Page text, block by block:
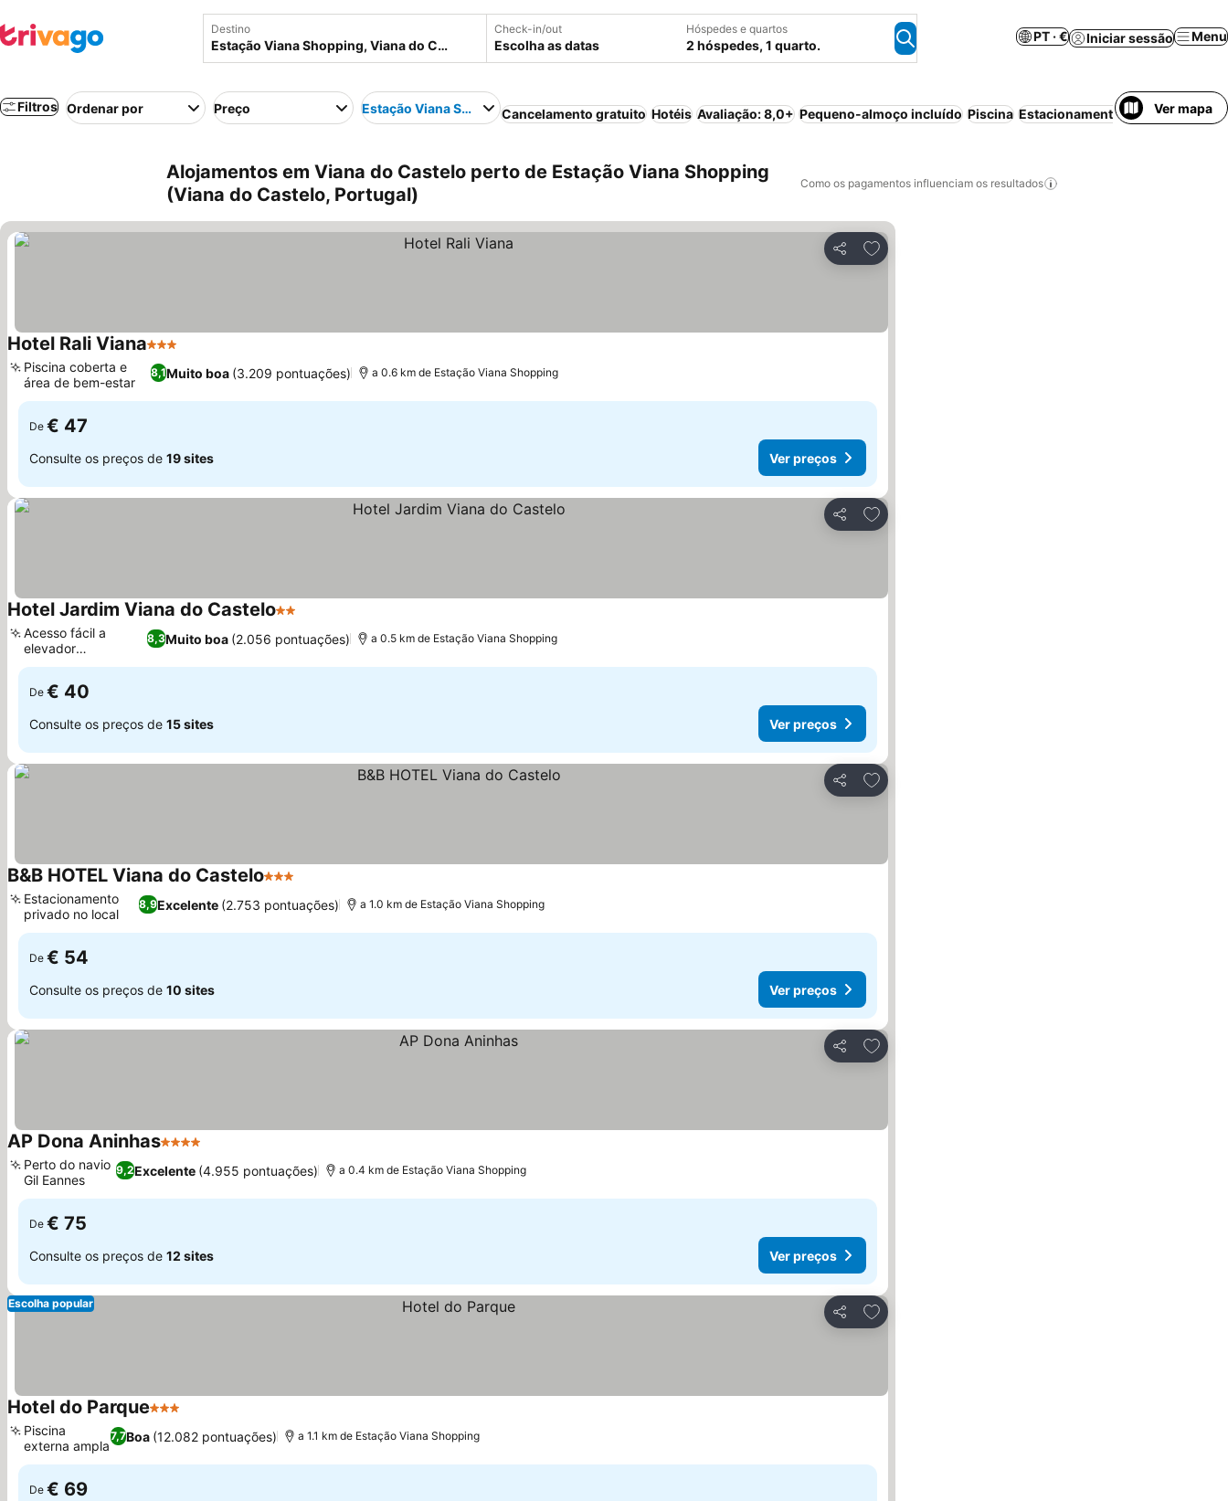
Destino Check-in/out
Escolha as datas
Hóspedes e quartos
2 hóspedes, 1 quarto.
PT · € Iniciar sessão Menu
Filtros Ordenar por Preço Estação Viana ShoppingCancelamento gratuito Hotéis Avaliação: 8,0+ Pequeno-almoço incluído Piscina Estacionamento Meia-pensão
Ver mapa
Alojamentos em Viana do Castelo perto de Estação Viana Shopping
(Viana do Castelo, Portugal)
Como os pagamentos influenciam os resultados
Partilhar
Adicionar aos favoritos
Hotel Rali Viana3 Estrelas
8,1Muito boa (3.209 pontuações)
Piscina coberta e
área de bem-estar
a 0.6 km de Estação Viana Shopping
De € 47
Consulte os preços de 19 sites Ver preços
Partilhar
Adicionar aos favoritos
Hotel Jardim Viana do Castelo2 Estrelas
8,3Muito boa (2.056 pontuações)
Acesso fácil a
elevador
panorâmico
a 0.5 km de Estação Viana Shopping
De € 40
Consulte os preços de 15 sites Ver preços
Partilhar
Adicionar aos favoritos
B&B HOTEL Viana do Castelo3 Estrelas
8,9Excelente (2.753 pontuações)
Estacionamento
privado no local
a 1.0 km de Estação Viana Shopping
De € 54
Consulte os preços de 10 sites Ver preços
Partilhar
Adicionar aos favoritos
AP Dona Aninhas4 Estrelas
9,2Excelente (4.955 pontuações)
Perto do navio
Gil Eannes
a 0.4 km de Estação Viana Shopping
De € 75
Consulte os preços de 12 sites Ver preços
Partilhar
Adicionar aos favoritos
Escolha popular
Hotel do Parque3 Estrelas
7,7Boa (12.082 pontuações)
Piscina
externa ampla
a 1.1 km de Estação Viana Shopping
De € 69